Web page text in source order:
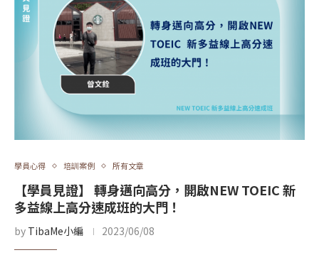
學員心得 培訓案例 所有文章
【學員見證】 轉身邁向高分，開啟NEW TOEIC 新
多益線上高分速成班的大門！
by TibaMe小編 2023/06/08